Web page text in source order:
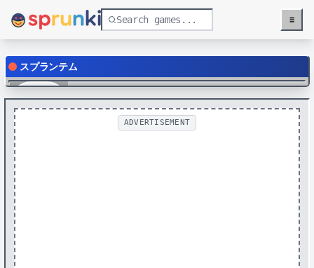
Menu
≡
スプランテム
Play
ADVERTISEMENT